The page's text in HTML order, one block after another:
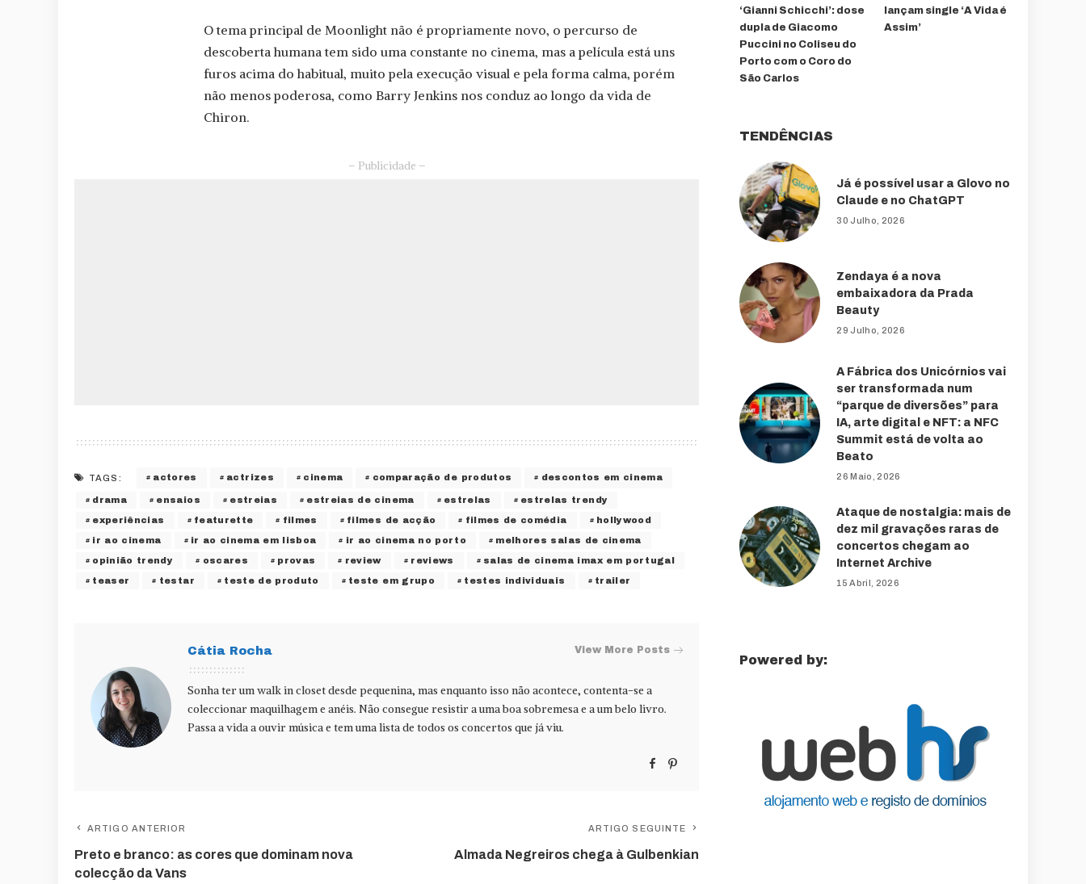
O tema principal de Moonlight não é propriamente novo, o percurso de
descoberta humana tem sido uma constante no cinema, mas a película está uns
furos acima do habitual, muito pela execução visual e pela forma calma, porém
não menos poderosa, como Barry Jenkins nos conduz ao longo da vida de
Chiron.
– Publicidade –
TAGS: actores actrizes cinema comparação de produtos descontos em cinema
drama ensaios estreias estreias de cinema estrelas estrelas trendy
experiências featurette filmes filmes de acção filmes de comédia hollywood
ir ao cinema ir ao cinema em lisboa ir ao cinema no porto melhores salas de cinema
opinião trendy oscares provas review reviews salas de cinema imax em portugal
teaser testar teste de produto teste em grupo testes individuais trailer
Cátia Rocha View More Posts
Sonha ter um walk in closet desde pequenina, mas enquanto isso não acontece, contenta-se a
coleccionar maquilhagem e anéis. Não consegue resistir a uma boa sobremesa e a um belo livro.
Passa a vida a ouvir música e tem uma lista de todos os concertos que já viu.
ARTIGO ANTERIOR
Preto e branco: as cores que dominam nova
colecção da Vans
ARTIGO SEGUINTE
Almada Negreiros chega à Gulbenkian
‘Gianni Schicchi’: dose
dupla de Giacomo
Puccini no Coliseu do
Porto com o Coro do
São Carlos
lançam single ‘A Vida é
Assim’
TENDÊNCIAS
Já é possível usar a Glovo no
Claude e no ChatGPT
30 Julho, 2026
Zendaya é a nova
embaixadora da Prada
Beauty
29 Julho, 2026
A Fábrica dos Unicórnios vai
ser transformada num
“parque de diversões” para
IA, arte digital e NFT: a NFC
Summit está de volta ao
Beato
26 Maio, 2026
Ataque de nostalgia: mais de
dez mil gravações raras de
concertos chegam ao
Internet Archive
15 Abril, 2026
Powered by: